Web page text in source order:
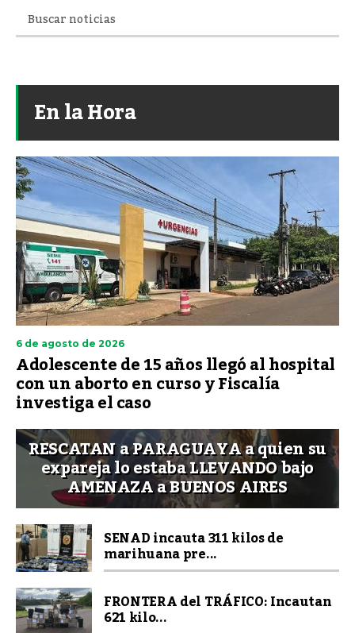
En la Hora
6 de agosto de 2026
Adolescente de 15 años llegó al hospital
con un aborto en curso y Fiscalía
investiga el caso
RESCATAN a PARAGUAYA a quien su
expareja lo estaba LLEVANDO bajo
AMENAZA a BUENOS AIRES
SENAD incauta 311 kilos de
marihuana pre...
FRONTERA del TRÁFICO: Incautan
621 kilo...